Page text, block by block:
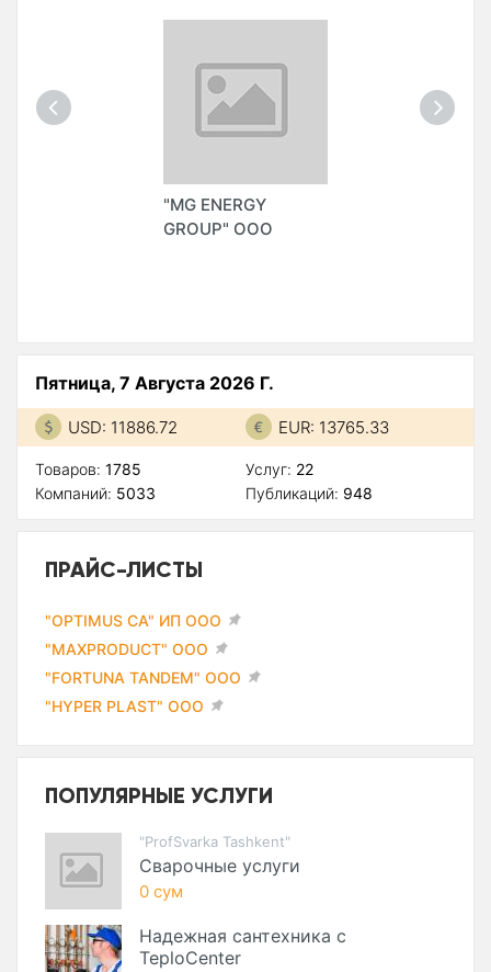
"MG ENERGY
GROUP" ООО
Пятница, 7 Августа 2026 Г.
USD: 11886.72 EUR: 13765.33
Товаров: 1785
Компаний: 5033
Услуг: 22
Публикаций: 948
ПРАЙС-ЛИСТЫ
"OPTIMUS CA" ИП ООО
"MAXPRODUCT" ООО
"FORTUNA TANDEM" ООО
"HYPER PLAST" ООО
ПОПУЛЯРНЫЕ УСЛУГИ
"ProfSvarka Tashkent"
Сварочные услуги
0 сум
Надежная сантехника с
TeploCenter